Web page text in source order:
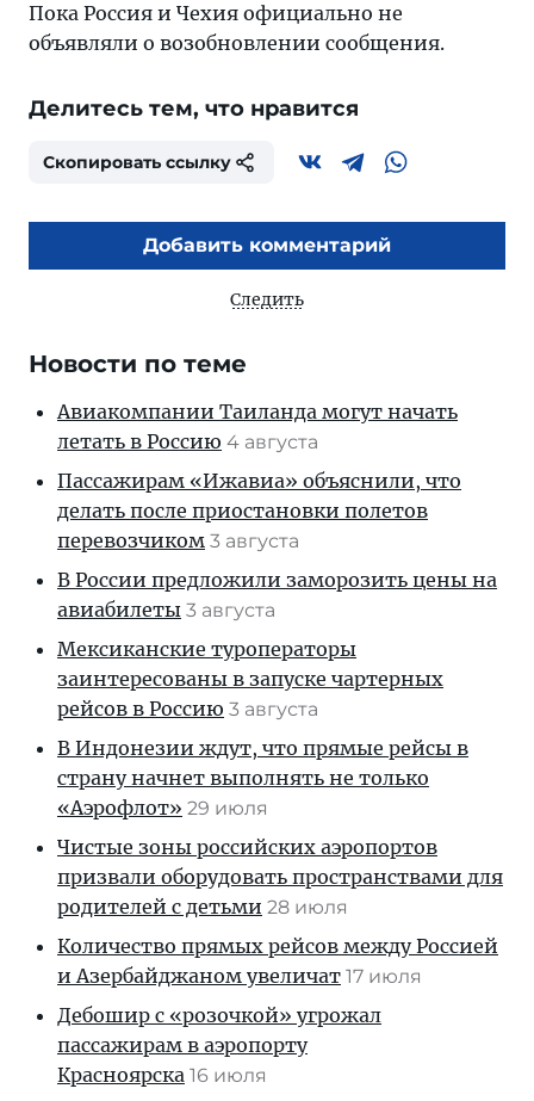
Пока Россия и Чехия официально не
объявляли о возобновлении сообщения.
Делитесь тем, что нравится
Скопировать ссылку
Добавить комментарий
Следить
Новости по теме
Авиакомпании Таиланда могут начать
летать в Россию 4 августа
Пассажирам «Ижавиа» объяснили, что
делать после приостановки полетов
перевозчиком 3 августа
В России предложили заморозить цены на
авиабилеты 3 августа
Мексиканские туроператоры
заинтересованы в запуске чартерных
рейсов в Россию 3 августа
В Индонезии ждут, что прямые рейсы в
страну начнет выполнять не только
«Аэрофлот» 29 июля
Чистые зоны российских аэропортов
призвали оборудовать пространствами для
родителей с детьми 28 июля
Количество прямых рейсов между Россией
и Азербайджаном увеличат 17 июля
Дебошир с «розочкой» угрожал
пассажирам в аэропорту
Красноярска 16 июля